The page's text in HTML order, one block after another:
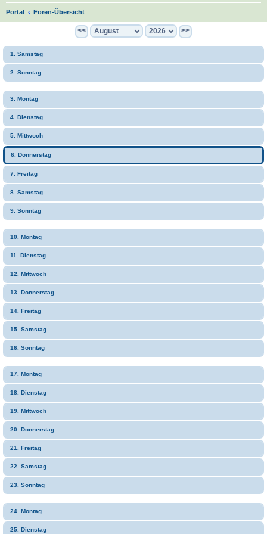
Portal Foren-Übersicht
e
<< >>
1. Samstag
2. Sonntag
3. Montag
4. Dienstag
5. Mittwoch
6. Donnerstag
7. Freitag
8. Samstag
9. Sonntag
10. Montag
11. Dienstag
12. Mittwoch
13. Donnerstag
14. Freitag
15. Samstag
16. Sonntag
17. Montag
18. Dienstag
19. Mittwoch
20. Donnerstag
21. Freitag
22. Samstag
23. Sonntag
24. Montag
25. Dienstag